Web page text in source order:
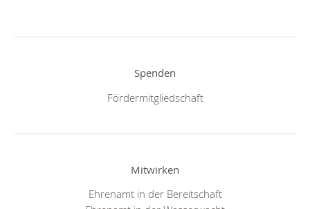
Spenden
Fördermitgliedschaft
Mitwirken
Ehrenamt in der Bereitschaft